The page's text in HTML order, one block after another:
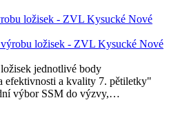
ložisek - ZVL Kysucké Nové
jednotlivé body
efektivnosti a kvality 7. pětiletky"
výbor SSM do výzvy,…